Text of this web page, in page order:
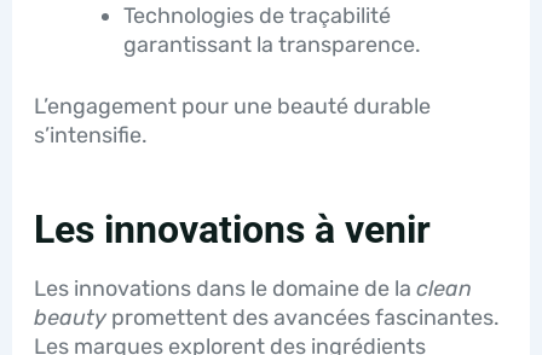
Technologies de traçabilité
garantissant la transparence.
L’engagement pour une beauté durable
s’intensifie.
Les innovations à venir
Les innovations dans le domaine de la clean
beautypromettent des avancées fascinantes.
Les marques explorent des ingrédients